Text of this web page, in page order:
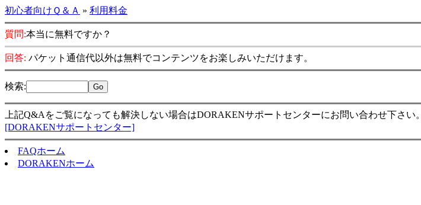
初心者向けＱ＆Ａ » 利用料金
質問:本当に無料ですか？
回答: パケット通信代以外は無料でコンテンツをお楽しみいただけます。
検索:
上記Q&Aをご覧になっても解決しない場合はDORAKENサポートセンターにお問い合わせ下さい。
[DORAKENサポートセンター]
FAQホーム
DORAKENホーム